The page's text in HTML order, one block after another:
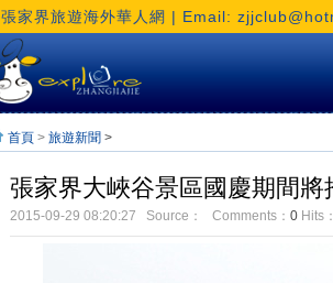
張家界旅遊海外華人網 | Email:
首頁 > 旅遊新聞 >
張家界大峽谷景區國慶期間將
2015-09-29 08:20:27 Source： Comments： 0 Hits：